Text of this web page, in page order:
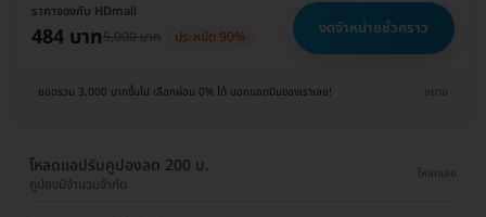
ราคาจองกับ HDmall
484 บาท5,000 บาท ประหยัด 90% งดจำหน่ายชั่วคราว
ยอดรวม 3,000 บาทขึ้นไป เลือกผ่อน 0% ได้ บอกแอดมินของเราเลย! ขยาย
โหลดแอปรับคูปองลด 200 บ.
คูปองมีจำนวนจำกัด
โหลดเลย